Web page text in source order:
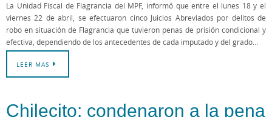
La Unidad Fiscal de Flagrancia del MPF, informó que entre el lunes 18 y el
viernes 22 de abril, se efectuaron cinco Juicios Abreviados por delitos de
robo en situación de Flagrancia que tuvieron penas de prisión condicional y
efectiva, dependiendo de los antecedentes de cada imputado y del grado…
LEER MAS
Chilecito: condenaron a la pena